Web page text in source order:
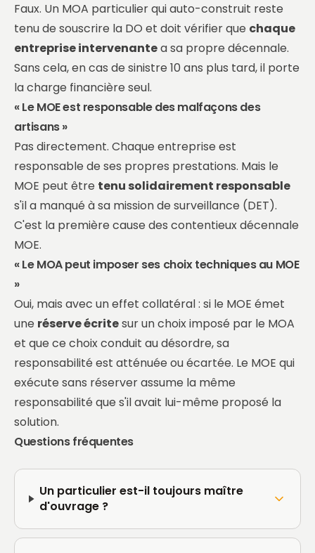
Faux. Un MOA particulier qui auto-construit reste
tenu de souscrire la DO et doit vérifier que chaque
entreprise intervenantea sa propre décennale.
Sans cela, en cas de sinistre 10 ans plus tard, il porte
la charge financière seul.
« Le MOE est responsable des malfaçons des
artisans »
Pas directement. Chaque entreprise est
responsable de ses propres prestations. Mais le
MOE peut être tenu solidairement responsable
s'il a manqué à sa mission de surveillance (DET).
C'est la première cause des contentieux décennale
MOE.
« Le MOA peut imposer ses choix techniques au MOE
»
Oui, mais avec un effet collatéral : si le MOE émet
une réserve écritesur un choix imposé par le MOA
et que ce choix conduit au désordre, sa
responsabilité est atténuée ou écartée. Le MOE qui
exécute sans réserver assume la même
responsabilité que s'il avait lui-même proposé la
solution.
Questions fréquentes
Un particulier est-il toujours maître
d'ouvrage ?